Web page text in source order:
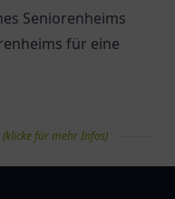
Seniorenheims
für eine
für mehr Infos)